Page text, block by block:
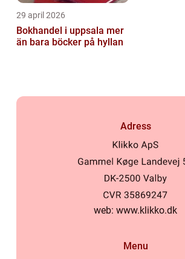
29 april 2026
Bokhandel i uppsala mer
än bara böcker på hyllan
Adress
web: www.klikko.dk
Menu